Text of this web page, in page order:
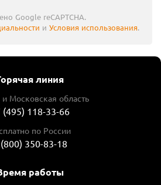
Google reCAPTCHA.
и Условия использования.
линия
Московская область
(495) 118-33-66
по России
350-83-18
работы